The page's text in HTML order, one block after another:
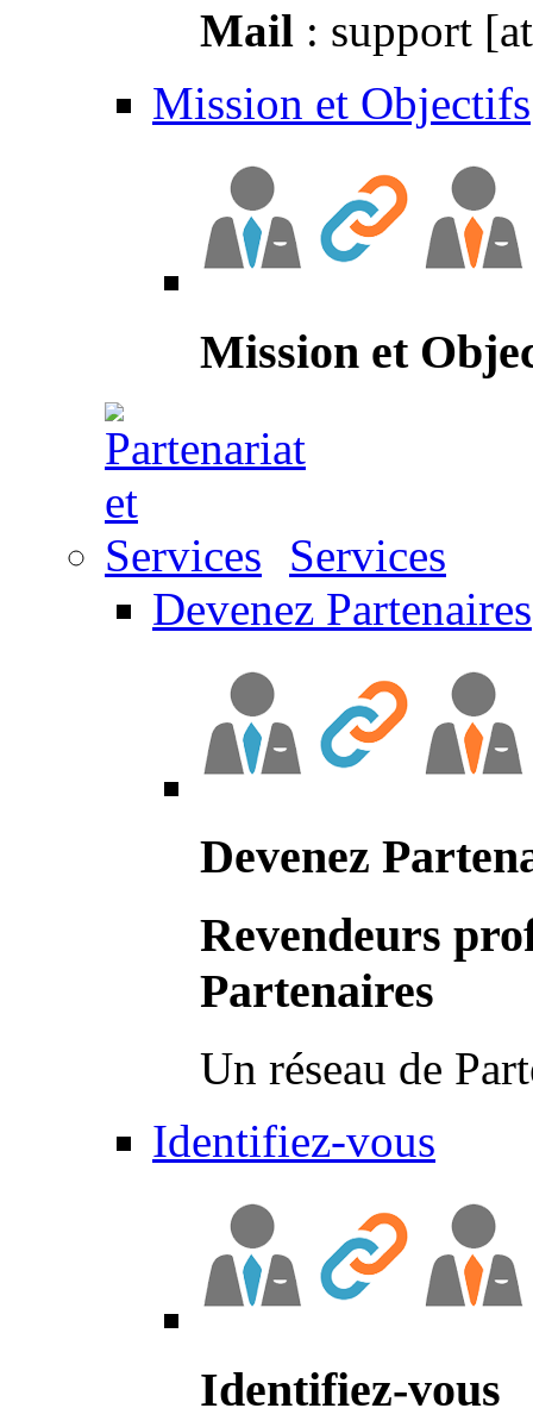
Mail : support
Mission et Objectifs
Mission et
Services
Devenez Partenaires
Devenez
Revendeurs
Partenaires
Un réseau de
Identifiez-vous
Identifiez-vous